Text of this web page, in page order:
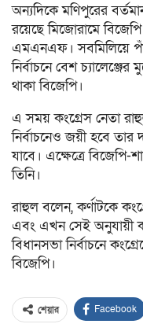
অন্যদিকে মণিপুরের
রয়েছে মিজোরামে
এমএনএফ। সবমিলিয়ে
নির্বাচনে বেশ
থাকা বিজেপি।
এ সময় কংগ্রেস নেতা
নির্বাচনেও জয়ী হবে
যাবে। এক্ষেত্রে বিজেপি-
তিনি।
রাহুল বলেন, কর্ণাটকে
এবং এখন সেই অনুযায়ী
বিধানসভা নির্বাচনে
বিজেপি।
শেয়ার Facebook